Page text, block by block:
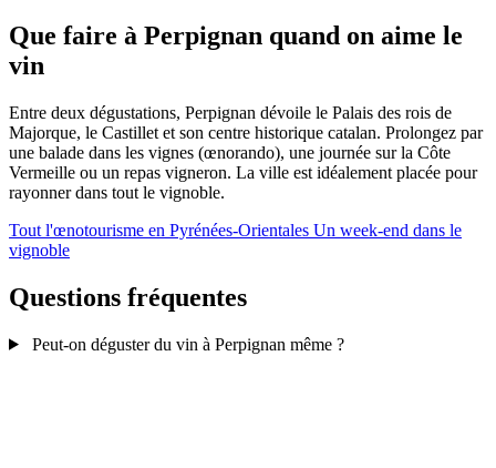
Que faire à Perpignan quand on aime le
vin
Entre deux dégustations, Perpignan dévoile le Palais des rois de
Majorque, le Castillet et son centre historique catalan. Prolongez par
une balade dans les vignes (œnorando), une journée sur la Côte
Vermeille ou un repas vigneron. La ville est idéalement placée pour
rayonner dans tout le vignoble.
Tout l'œnotourisme en Pyrénées-Orientales Un week-end dans le
vignoble
Questions fréquentes
Peut-on déguster du vin à Perpignan même ?